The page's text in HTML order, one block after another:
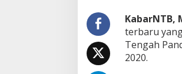
n
B
a
r
KabarNTB,
terbaru
Tengah
2020.